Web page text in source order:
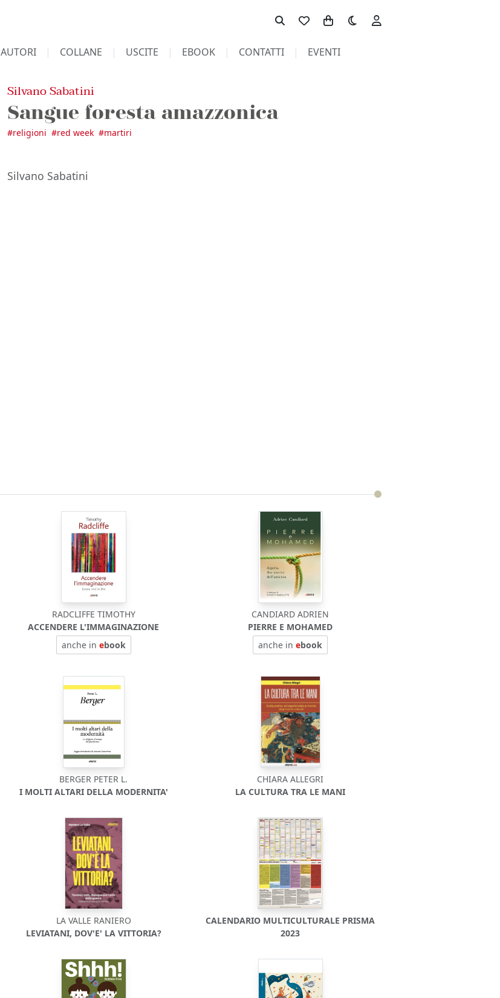
Toggle theme
AUTORI COLLANE USCITE EBOOK CONTATTI EVENTI
Silvano Sabatini
Sangue foresta amazzonica
#religioni #red week #martiri
Silvano Sabatini
RADCLIFFE TIMOTHY
ACCENDERE L'IMMAGINAZIONE
anche in ebook
CANDIARD ADRIEN
PIERRE E MOHAMED
anche inebook
BERGER PETER L.
I MOLTI ALTARI DELLA MODERNITA'
CHIARA ALLEGRI
LA CULTURA TRA LE MANI
LA VALLE RANIERO
LEVIATANI, DOV'E' LA VITTORIA?
CALENDARIO MULTICULTURALE PRISMA
2023